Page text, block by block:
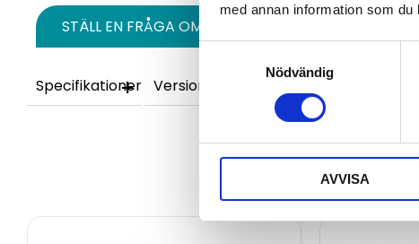
med annan information som
Samtyckesval
Nödvändig
AVVISA
STÄLL EN FRÅGA OM PRODUKTEN
Specifikationer Versioner